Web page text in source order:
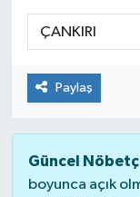
Paylaş
Güncel
boyunca açık
Sağlık
Spor
Yaşam